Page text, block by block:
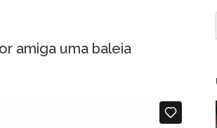
amiga uma baleia